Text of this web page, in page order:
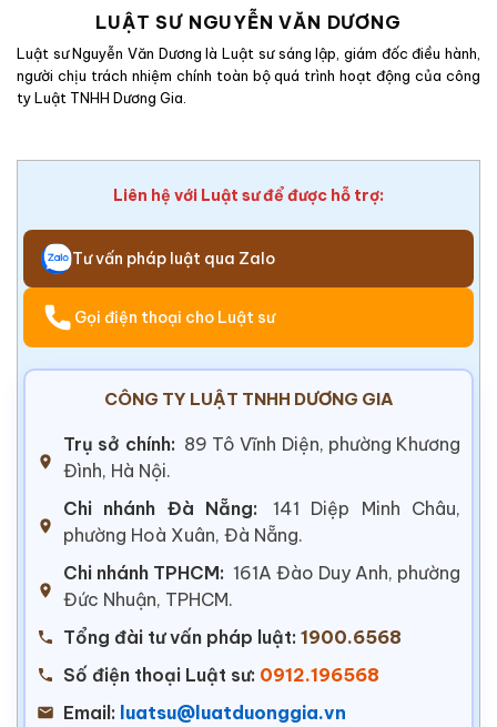
LUẬT SƯ NGUYỄN VĂN DƯƠNG
Luật sư Nguyễn Văn Dương là Luật sư sáng lập, giám đốc điều hành,
người chịu trách nhiệm chính toàn bộ quá trình hoạt động của công
ty Luật TNHH Dương Gia.
Liên hệ với Luật sư để được hỗ trợ:
Tư vấn pháp luật qua Zalo
Gọi điện thoại cho Luật sư
CÔNG TY LUẬT TNHH DƯƠNG GIA
Trụ sở chính: 89 Tô Vĩnh Diện, phường Khương
Đình, Hà Nội.
Chi nhánh Đà Nẵng:
141 Diệp Minh Châu,
phường Hoà Xuân, Đà Nẵng.
Chi nhánh TPHCM: 161A Đào Duy Anh, phường
Đức Nhuận, TPHCM.
Tổng đài tư vấn pháp luật: 1900.6568
Số điện thoại Luật sư: 0912.196568
Email: luatsu@luatduonggia.vn